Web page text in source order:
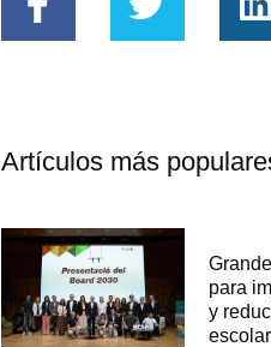
Artículos más
para
y